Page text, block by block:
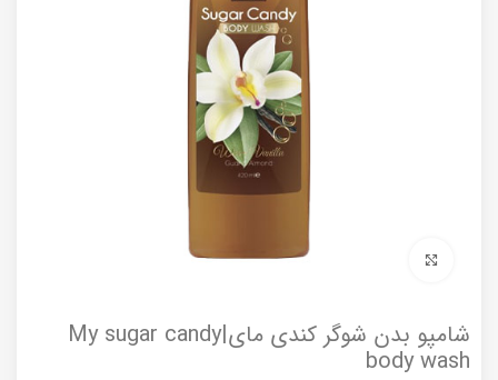
برای بزرگنمایی کلیک کنید
شامپو بدن شوگر کندی مای|My sugar candy
body wash